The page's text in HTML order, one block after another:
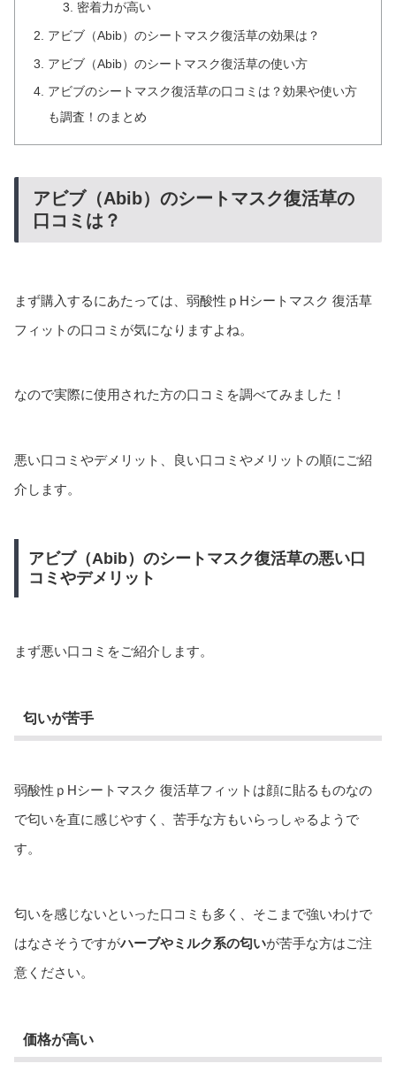
密着力が高い
アビブ（Abib）のシートマスク復活草の効果は？
アビブ（Abib）のシートマスク復活草の使い方
アビブのシートマスク復活草の口コミは？効果や使い方
も調査！のまとめ
アビブ（Abib）のシートマスク復活草の
口コミは？
まず購入するにあたっては、弱酸性ｐHシートマスク 復活草
フィットの口コミが気になりますよね。
なので実際に使用された方の口コミを調べてみました！
悪い口コミやデメリット、良い口コミやメリットの順にご紹
介します。
アビブ（Abib）のシートマスク復活草の悪い口
コミやデメリット
まず悪い口コミをご紹介します。
匂いが苦手
弱酸性ｐHシートマスク 復活草フィットは顔に貼るものなの
で匂いを直に感じやすく、苦手な方もいらっしゃるようで
す。
匂いを感じないといった口コミも多く、そこまで強いわけで
はなさそうですがハーブやミルク系の匂いが苦手な方はご注
意ください。
価格が高い